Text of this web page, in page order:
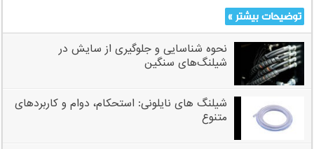
توضیحات بیشتر »
نحوه شناسایی و جلوگیری از سایش در
شیلنگ‌های سنگین
شیلنگ های نایلونی: استحکام، دوام و کاربردهای
متنوع